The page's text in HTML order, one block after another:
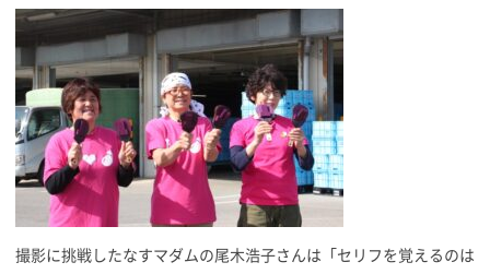
撮影に挑戦したなすマダムの尾木浩子さんは「セリフを覚えるのは